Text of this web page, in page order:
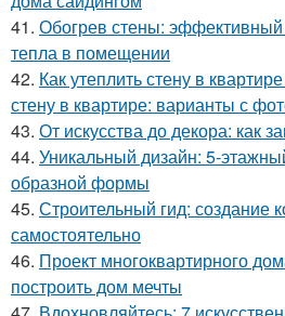
41. Обогрев стены:
тепла в помещении
42. Как утеплить стену в
стену в квартире: варианты с
43. От искусства до декора: как
44. Уникальный дизайн: 5-
образной формы
45. Строительный гид: создание
самостоятельно
46. Проект многоквартирного
построить дом мечты